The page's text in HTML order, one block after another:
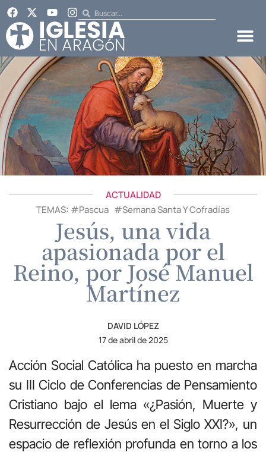
ACTUALIDAD
TEMAS: #Pascua #Semana Santa Y Cofradías
Jesús, una vida
apasionada por el
Reino, por José Manuel
Martínez
DAVID LÓPEZ
17 de abril de 2025
Acción Social Católica ha puesto en marcha
su III Ciclo de Conferencias de Pensamiento
Cristiano bajo el lema «¿Pasión, Muerte y
Resurrección de Jesús en el Siglo XXI?», un
espacio de reflexión profunda en torno a los